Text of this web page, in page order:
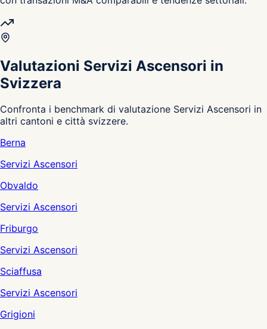
Valutazioni Servizi Ascensori in
Svizzera
Confronta i benchmark di valutazione Servizi Ascensori in
altri cantoni e città svizzere.
Berna
Servizi Ascensori
Obvaldo
Servizi Ascensori
Friburgo
Servizi Ascensori
Sciaffusa
Servizi Ascensori
Grigioni